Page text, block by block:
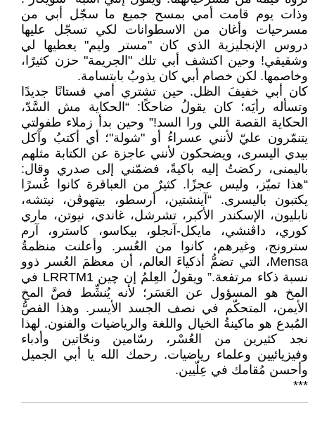
وذات يوم قامت أمي بمسح جميع ما سجّل أبي من
مسرحيات وأغان من الاسطوانات لكي تسجّل عليها
دروس الإنجليزية الذي كان "مستر وليم" يعطيها لي
وشقيقي! وحين اكتشف أبي تلك "الجريمة" حزن كثيرًا،
وخاصمها. لكن خصام أبي كان يذوبُ بابتسامة.
كان أبي خفيفَ الظل. حين تشتري أمي فستانًا جديدًا
وتسأله رأيَه؛ كان يقولُ ضاحكًا: “الحكاية مش السَّدّ،
الحكاية القصة اللي ورا السد!” وحين بدأ زملاء طفولتي
يتنمّرون عليّ لأنني عسراءُ أو "شولة"؛ أي أكتبُ وآكل
بيدي اليسرى، ويضحكون لأنني عاجزة عن الكتابة مثلهم
باليمنى، ركضتُ إليه باكيةً، فضمّني إلى صدري وقال:
“هذا تميّز، وليس عجزًا. كثيرٌ من العباقرة كانوا عُسرًا
يكتبون باليسرى. “آينشتين، أرسطو، بيتهوڤن، نيتشه،
نابليون، الإسكندر الأكبر، تشرشل، غاندي، نيوتن، ماري
كوري، داڤنشي، مايكل-آنجلو، بيكاسو، كاسترو، آرم
سترونج، وغيرهم، كانوا من العُسر. وأعلنت منظمةُ
Mensa، التي تضمُّ أذكياءَ العالم، أن معظمَ العُسر ذوو
نسبة ذكاء مرتفعة.” ويقولُ العِلمُ إن چين LRRTM1 في
المخ هو المسؤول عن العَسَر؛ لأنه يُنشِّط فصَّ المخ
الأيمن، المتحكّم في نصف الجسد الأيسر. وهذا الفصُّ
المُبدع هو ماكينةُ الخيال واللغة والرياضيات والفنون. لهذا
نجد كثيرين من العُسْر، رسّامين ونحّاتين وأدباء
وفيزيائيين وعلماء رياضيات. رحمك الله يا أبي الجميل
وأحسن مُقامك في عِلّيين.
***